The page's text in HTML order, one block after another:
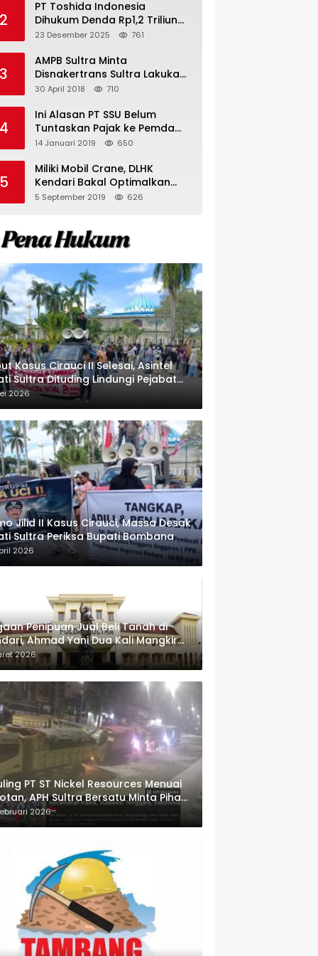
2
PT Toshida Indonesia
Dihukum Denda Rp1,2 Triliun
atas Aktivitas Tambang
23 Desember 2025 761
3
AMPB Sultra Minta
Disnakertrans Sultra Lakukan
Sweeping TKA
30 April 2018 710
4
Ini Alasan PT SSU Belum
Tuntaskan Pajak ke Pemda
Bombana Sebesar Rp8 Miliar
14 Januari 2019 650
5
Miliki Mobil Crane, DLHK
Kendari Bakal Optimalkan
Pangkas Pohon Peneduh
5 September 2019 626
Kasus Cirauci II Selesai, Asintel
Sultra Dituding Lindungi Pejabat
2026
Jilid II Kasus Cirauci, Massa Desak
Sultra Periksa Bupati Bombana
2026
Penipuan Jual Beli Tanah di
Ahmad Yani Dua Kali Mangkir
Panggilan Polda Sultra
2026
PT ST Nickel Resources Menuai
APH Sultra Bersatu Minta Pihak
Bertindak
2026